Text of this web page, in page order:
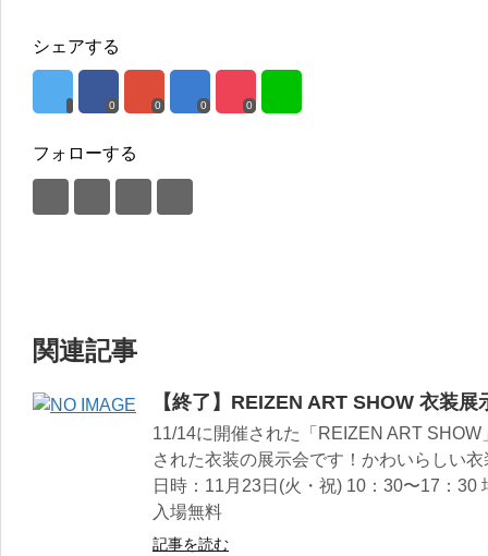
シェアする
0 0 0 0
フォローする
関連記事
【終了】REIZEN ART SHOW 衣装展
11/14に開催された「REIZEN ART
された衣装の展示会です！かわいらしい
日時：11月23日(火・祝) 10：30〜17：30
入場無料
記事を読む